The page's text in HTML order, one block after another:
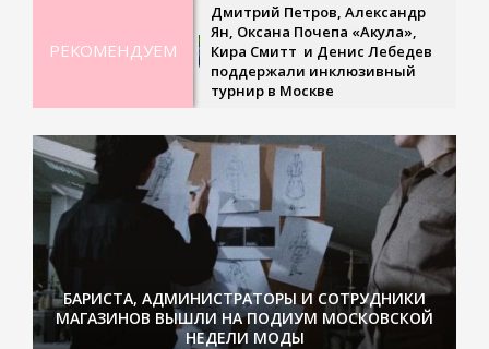
РЕКОМЕНДУЕМ
Дмитрий Петров, Александр
Ян, Оксана Почепа «Акула»,
Кира Смитт и Денис Лебедев
поддержали инклюзивный
турнир в Москве
БАРИСТА, АДМИНИСТРАТОРЫ И СОТРУДНИКИ
МАГАЗИНОВ ВЫШЛИ НА ПОДИУМ МОСКОВСКОЙ
НЕДЕЛИ МОДЫ